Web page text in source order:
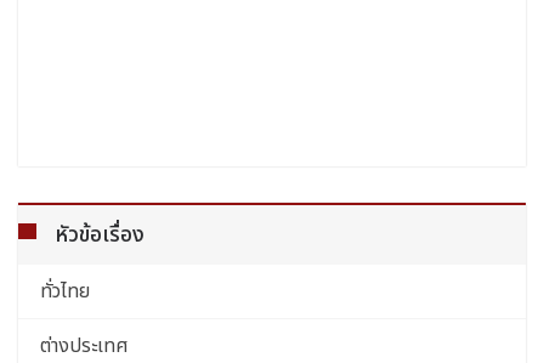
หัวข้อเรื่อง
ทั่วไทย
ต่างประเทศ